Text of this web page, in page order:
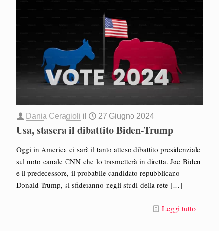
Dania Ceragioli il 27 Giugno 2024
Usa, stasera il dibattito Biden-Trump
Oggi in America ci sarà il tanto atteso dibattito presidenziale
sul noto canale CNN che lo trasmetterà in diretta. Joe Biden
e il predecessore, il probabile candidato repubblicano
Donald Trump, si sfideranno negli studi della rete […]
Leggi tutto